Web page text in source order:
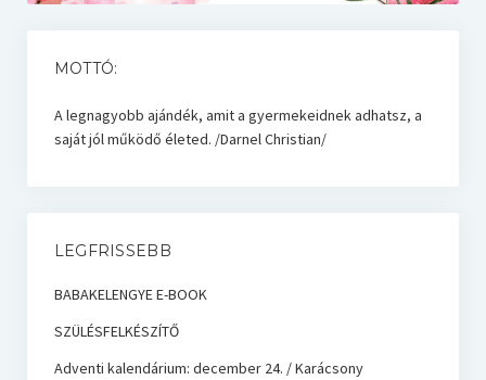
MOTTÓ:
A legnagyobb ajándék, amit a gyermekeidnek adhatsz, a
saját jól működő életed. /Darnel Christian/
LEGFRISSEBB
BABAKELENGYE E-BOOK
SZÜLÉSFELKÉSZÍTŐ
Adventi kalendárium: december 24. / Karácsony